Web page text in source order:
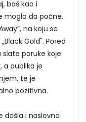
baš kao i
mogla da počne.
na koju se
Gold". Pored
poruke koje
a publika je
te je
pozitivna.
došla i naslovna